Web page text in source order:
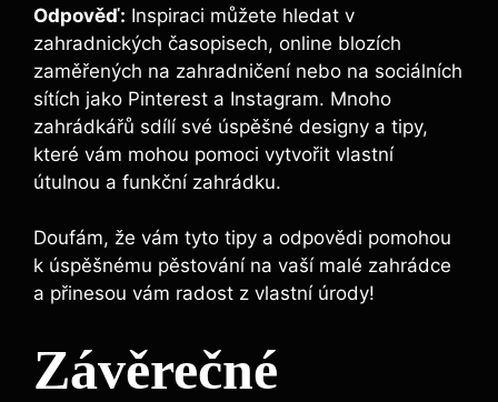
Odpověď: Inspiraci můžete hledat v
zahradnických časopisech, online blozích
zaměřených na zahradničení nebo na sociálních
sítích jako Pinterest a Instagram. Mnoho
zahrádkářů sdílí své úspěšné designy a tipy,
které vám mohou pomoci vytvořit vlastní
útulnou a funkční zahrádku.
Doufám, že vám tyto tipy a odpovědi pomohou
k úspěšnému pěstování na vaší malé zahrádce
a přinesou vám radost z vlastní úrody!
Závěrečné